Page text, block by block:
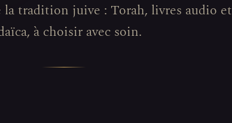
la tradition juive : Torah, livres audio et
à choisir avec soin.